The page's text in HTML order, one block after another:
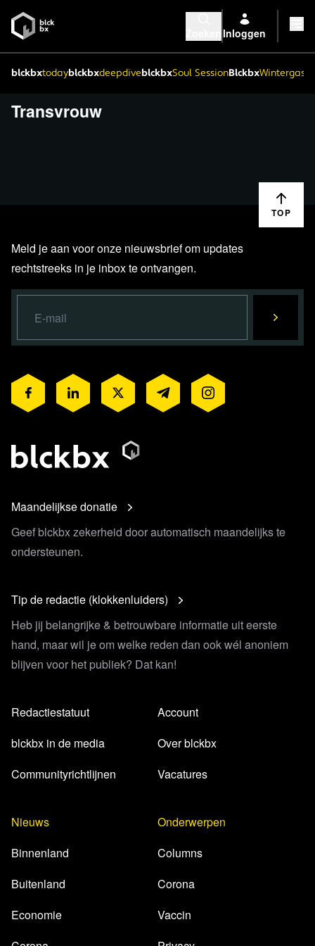
Inloggen
blckbxtodayblckbxdeepdiveblckbxSoul SessionBlckbx
Transvrouw
TOP
Meld je aan voor onze nieuwsbrief om updates
rechtstreeks in je inbox te ontvangen.
Maandelijkse donatie
Geef blckbx zekerheid door automatisch maandelijks te
ondersteunen.
Tip de redactie (klokkenluiders)
Heb jij belangrijke & betrouwbare informatie uit eerste
hand, maar wil je om welke reden dan ook wél anoniem
blijven voor het publiek? Dat kan!
Redactiestatuut
blckbx in de media
Communityrichtlijnen
Account
Over blckbx
Vacatures
Nieuws
Binnenland
Buitenland
Economie
Onderwerpen
Columns
Corona
Vaccin